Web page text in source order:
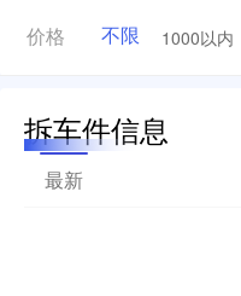
价格 不限 1000以内
拆车件信息
最新